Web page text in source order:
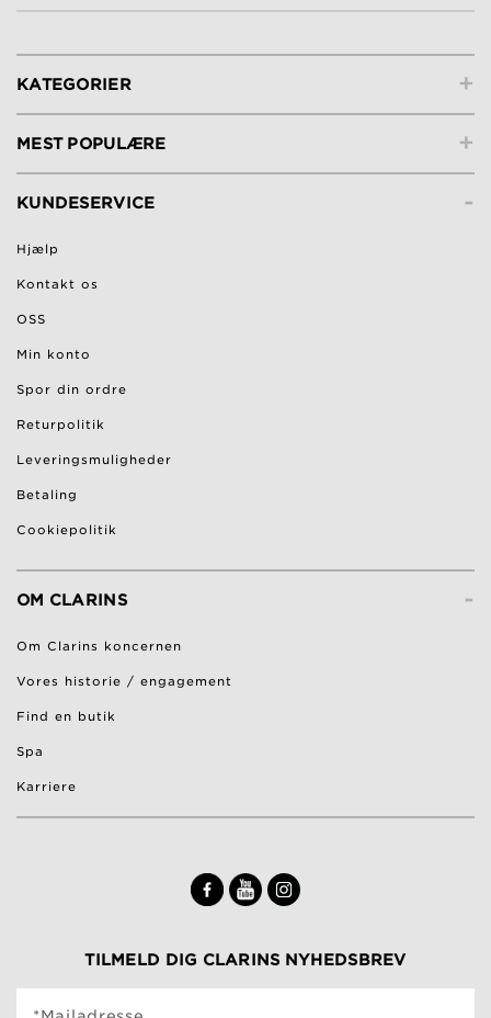
+
KATEGORIER
+
MEST POPULÆRE
-
KUNDESERVICE
Hjælp
Kontakt os
OSS
Min konto
Spor din ordre
Returpolitik
Leveringsmuligheder
Betaling
Cookiepolitik
-
OM CLARINS
Om Clarins koncernen
Vores historie / engagement
Find en butik
Spa
Karriere
TILMELD DIG CLARINS NYHEDSBREV